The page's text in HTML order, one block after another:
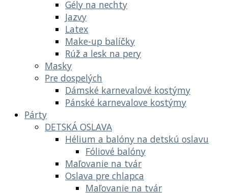
Gély na nechty
Jazvy
Latex
Make-up balíčky
Rúž a lesk na pery
Masky
Pre dospelých
Dámské karnevalové kostýmy
Pánské karnevalove kostýmy
Párty
DETSKÁ OSLAVA
Hélium a balóny na detskú oslavu
Fóliové balóny
Maľovanie na tvár
Oslava pre chlapca
Maľovanie na tvár